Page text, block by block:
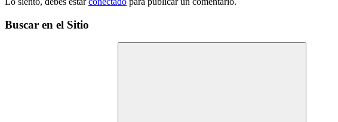
Buscar en el Sitio